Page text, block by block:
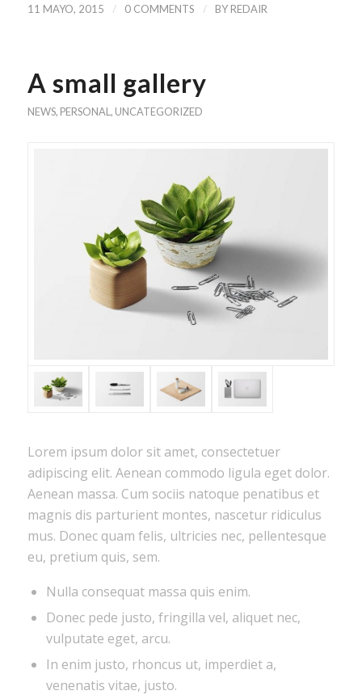
11 MAYO, 2015 / 0 COMMENTS / BY REDAIR
A small gallery
NEWS, PERSONAL, UNCATEGORIZED
Lorem ipsum dolor sit amet, consectetuer
adipiscing elit. Aenean commodo ligula eget dolor.
Aenean massa. Cum sociis natoque penatibus et
magnis dis parturient montes, nascetur ridiculus
mus. Donec quam felis, ultricies nec, pellentesque
eu, pretium quis, sem.
Nulla consequat massa quis enim.
Donec pede justo, fringilla vel, aliquet nec,
vulputate eget, arcu.
In enim justo, rhoncus ut, imperdiet a,
venenatis vitae, justo.